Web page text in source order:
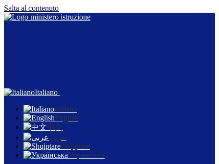
Salta al contenuto
Italiano
Italiano
English
中文
عربى
Shqiptare
Українська